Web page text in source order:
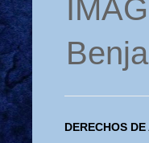
DERECHOS